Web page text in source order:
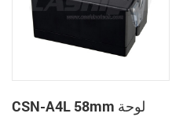
CSN-A4L 58mm لوحة